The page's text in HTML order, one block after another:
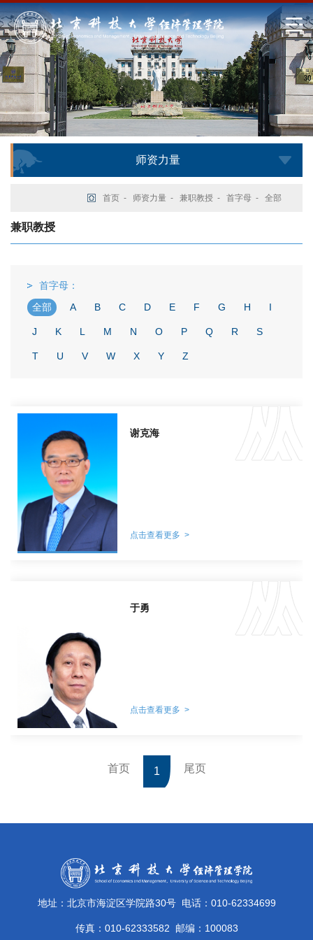
师资力量
首页 - 师资力量 - 兼职教授 - 首字母 - 全部
兼职教授
首字母：
全部
A B C D E F G H I
J K L M N O P Q R S
T U V W X Y Z
谢克海
点击查看更多 >
于勇
点击查看更多 >
首页 1 尾页
地址：北京市海淀区学院路30号 电话：010-62334699
传真：010-62333582 邮编：100083